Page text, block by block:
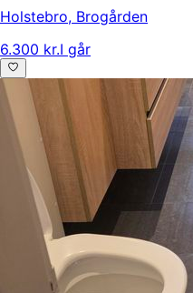
Holstebro, Brogården
6.300 kr.I går